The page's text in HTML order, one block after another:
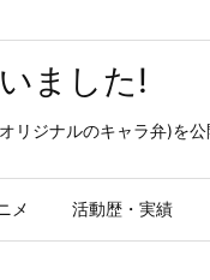
ました!
リジナルのキャラ弁)を
メ 活動歴・実績